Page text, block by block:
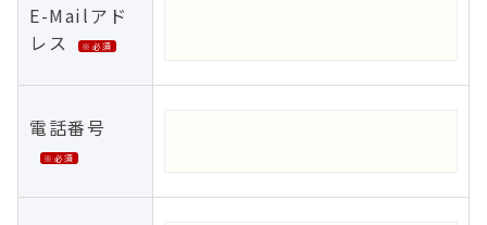
E-Mailアド
レス
※必須
電話番号
※必須